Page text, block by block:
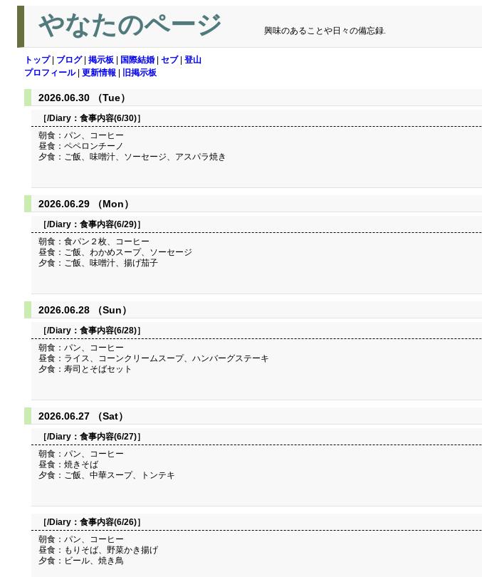
やなたのページ 興味のあることや日々の備忘録.
トップ| ブログ| 掲示板 国際結婚 セブ| 登山
プロフィール| 更新情報 旧掲示板
2026.06.30 （Tue）
［/Diary： 食事内容(6/30)］
朝食：パン、コーヒー
昼食：ペペロンチーノ
夕食：ご飯、味噌汁、ソーセージ、アスパラ焼き
2026.06.29 （Mon）
［/Diary： 食事内容(6/29)］
朝食：食パン２枚、コーヒー
昼食：ご飯、わかめスープ、ソーセージ
夕食：ご飯、味噌汁、揚げ茄子
2026.06.28 （Sun）
［/Diary： 食事内容(6/28)］
朝食：パン、コーヒー
昼食：ライス、コーンクリームスープ、ハンバーグステーキ
夕食：寿司とそばセット
2026.06.27 （Sat）
［/Diary： 食事内容(6/27)］
朝食：パン、コーヒー
昼食：焼きそば
夕食：ご飯、中華スープ、トンテキ
［/Diary： 食事内容(6/26)］
朝食：パン、コーヒー
昼食：もりそば、野菜かき揚げ
夕食：ビール、焼き鳥